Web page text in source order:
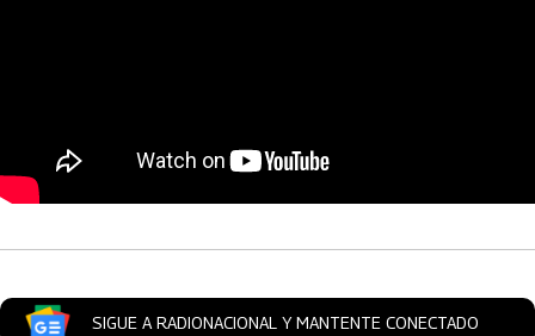
Artículos Player
SIGUE A RADIONACIONAL Y MANTENTE CONECTADO